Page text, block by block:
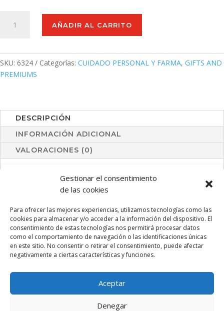
Gestionar el consentimiento
de las cookies
Para ofrecer las mejores experiencias, utilizamos tecnologías como las
cookies para almacenar y/o acceder a la información del dispositivo. El
consentimiento de estas tecnologías nos permitirá procesar datos
como el comportamiento de navegación o las identificaciones únicas
en este sitio. No consentir o retirar el consentimiento, puede afectar
negativamente a ciertas características y funciones.
Aceptar
Denegar
Labial
AÑADIR AL CARRITO
SKU: 6324 Categorías: CUIDADO PERSONAL Y FARMA, GIFTS AND
PREMIUMS
DESCRIPCIÓN
INFORMACIÓN ADICIONAL
VALORACIONES (0)
Barra de bálsamo labial con protección SPF15 y aroma
vainilla. En variada gama de colores metalizados.
PRODUCTOS RELACIONADOS